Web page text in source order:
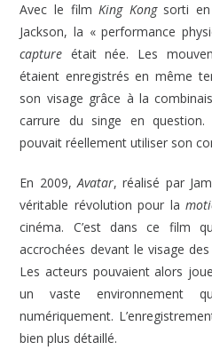
Avec le filmKing Kongsorti en
Jackson, la « performance
capture était née. Les
étaient enregistrés en même
son visage grâce à la
carrure du singe en question.
pouvait réellement utiliser son
En 2009,Avatar, réalisé par
véritable révolution pour la
cinéma. C’est dans ce film
accrochées devant le visage
Les acteurs pouvaient alors
un vaste environnement
numériquement.
bien plus détaillé.